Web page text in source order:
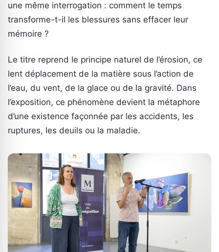
une même interrogation : comment le temps
transforme-t-il les blessures sans effacer leur
mémoire ?
Le titre reprend le principe naturel de l’érosion, ce
lent déplacement de la matière sous l’action de
l’eau, du vent, de la glace ou de la gravité. Dans
l’exposition, ce phénomène devient la métaphore
d’une existence façonnée par les accidents, les
ruptures, les deuils ou la maladie.